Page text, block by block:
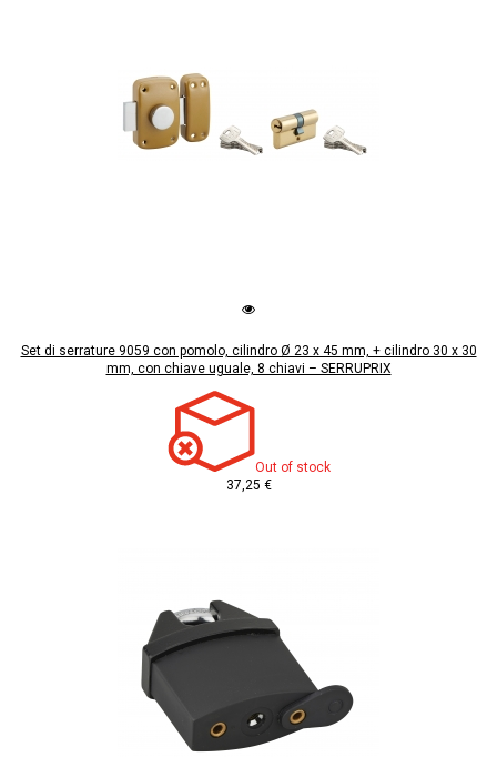
Set di serrature 9059 con pomolo, cilindro Ø 23 x 45 mm, + cilindro 30 x 30
mm, con chiave uguale, 8 chiavi – SERRUPRIX
Out of stock
37,25 €